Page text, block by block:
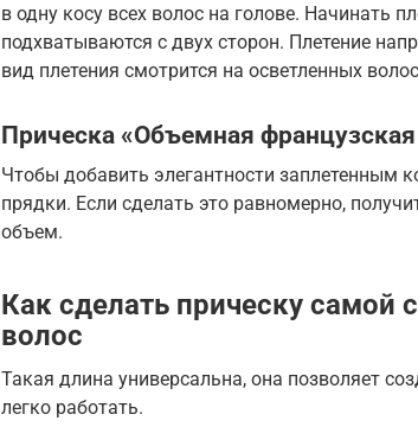
в одну косу всех волос на голове. Начинать
подхватываются с двух сторон. Плетение
вид плетения смотрится на осветленных
Прическа «Объемная французская
Чтобы добавить элегантности заплетенным
прядки. Если сделать это равномерно,
объем.
Как сделать прическу самой
волос
Такая длина универсальна, она позволяет
легко работать.